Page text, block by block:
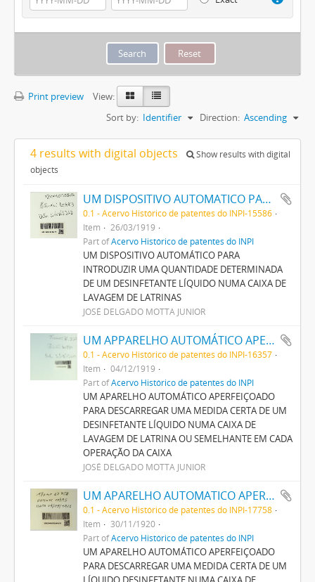
Print preview
View:
Sort by: Identifier Direction: Ascending
4 results with digital objects
Show results with digital
objects
UM DISPOSITIVO AUTOMATICO PARA INTRODUZIR UMA QUANTIDADE DETERMINADA DE UM DESINFECTANTE LIQUIDO NUMA CAIXA DE LAVAGEM DE LATRINAS
0.1 - Acervo Histórico de patentes do INPI-15586
Item
26/03/1919
Part ofAcervo Histórico de patentes do INPI
UM DISPOSITIVO AUTOMÁTICO PARA
INTRODUZIR UMA QUANTIDADE DETERMINADA
DE UM DESINFETANTE LÍQUIDO NUMA CAIXA DE
LAVAGEM DE LATRINAS
JOSÉ DELGADO MOTTA JUNIOR
UM APPARELHO AUTOMÁTICO APERFEIÇOADO PARA DESCARREGAR UMA MEDIDA CERTA DE UM DESINFECTANTE LIQUIDO NUMA CAIXA DE LAVAGEM DE LATRINA OU SEMELHANTE EM CADA OPERAÇÃO DA CAIXA
0.1 - Acervo Histórico de patentes do INPI-16357
Item
04/12/1919
Part ofAcervo Histórico de patentes do INPI
UM APARELHO AUTOMÁTICO APERFEIÇOADO
PARA DESCARREGAR UMA MEDIDA CERTA DE UM
DESINFETANTE LÍQUIDO NUMA CAIXA DE
LAVAGEM DE LATRINA OU SEMELHANTE EM CADA
OPERAÇÃO DA CAIXA
JOSÉ DELGADO MOTTA JUNIOR
UM APARELHO AUTOMATICO APERFEIÇOADO PARA DESCARREGAR UMA MEDIDA CERTA DE UM LIQUIDO DESINFECTANTE NUMA CAIXA DE LAVAGEM DE LATRINA OU SEMELHANTE
0.1 - Acervo Histórico de patentes do INPI-17758
Item
30/11/1920
Part ofAcervo Histórico de patentes do INPI
UM APARELHO AUTOMÁTICO APERFEIÇOADO
PARA DESCARREGAR UMA MEDIDA CERTA DE UM